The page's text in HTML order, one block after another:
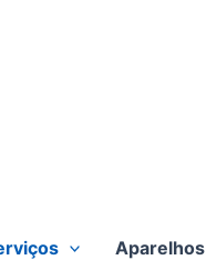
Aparelhos